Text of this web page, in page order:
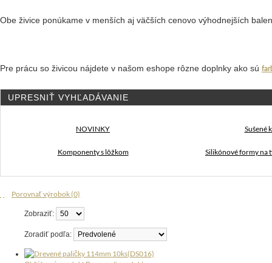
Obe živice ponúkame v menších aj väčších cenovo výhodnejších
Pre prácu so živicou nájdete v našom eshope rôzne doplnky ako sú
UPRESNIŤ VYHĽADÁVANIE
NOVINKY Sušené
Komponenty s lôžkom Silikónové formy na
Porovnať výrobok (0)
Zobraziť:
Zoradiť podľa: